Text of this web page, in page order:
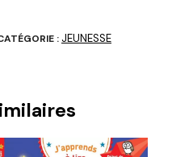
: JEUNESSE